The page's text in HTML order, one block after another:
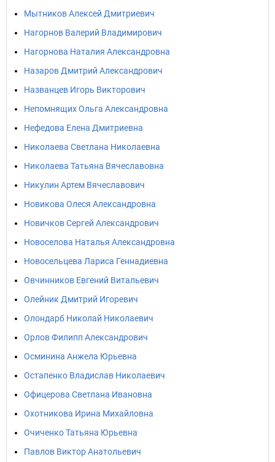
Мытников Алексей Дмитриевич
Нагорнов Валерий Владимирович
Нагорнова Наталия Александровна
Назаров Дмитрий Александрович
Названцев Игорь Викторович
Непомнящих Ольга Александровна
Нефедова Елена Дмитриевна
Николаева Светлана Николаевна
Николаева Татьяна Вячеславовна
Никулин Артем Вячеславович
Новикова Олеся Александровна
Новичков Сергей Александрович
Новоселова Наталья Александровна
Новосельцева Лариса Геннадиевна
Овчинников Евгений Витальевич
Олейник Дмитрий Игоревич
Олондарб Николай Николаевич
Орлов Филипп Александрович
Осминина Анжела Юрьевна
Остапенко Владислав Николаевич
Офицерова Светлана Ивановна
Охотникова Ирина Михайловна
Очиченко Татьяна Юрьевна
Павлов Виктор Анатольевич